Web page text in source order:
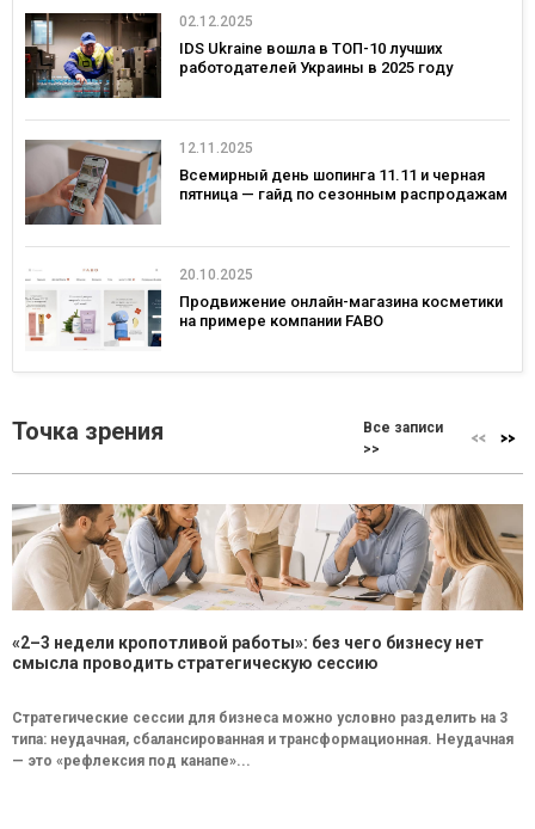
02.12.2025
IDS Ukraine вошла в ТОП-10 лучших
работодателей Украины в 2025 году
12.11.2025
Всемирный день шопинга 11.11 и черная
пятница — гайд по сезонным распродажам
20.10.2025
Продвижение онлайн-магазина косметики
на примере компании FABO
Точка зрения
Все записи
>>
«2–3 недели кропотливой работы»: без чего бизнесу нет
смысла проводить стратегическую сессию
Стратегические сессии для бизнеса можно условно разделить на 3
типа: неудачная, сбалансированная и трансформационная. Неудачная
— это «рефлексия под канапе»...